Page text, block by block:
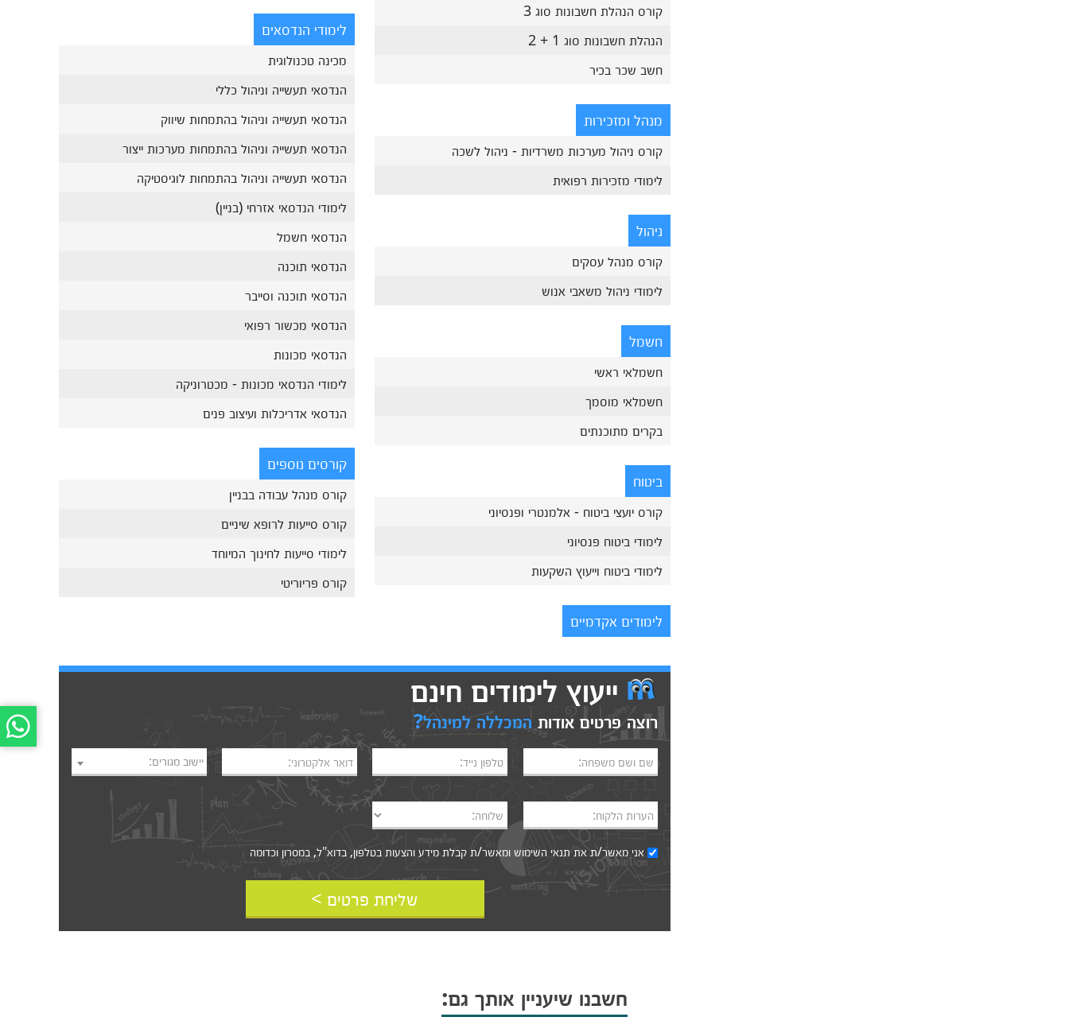
קורס הנהלת חשבונות סוג 3
הנהלת חשבונות סוג 1 + 2
חשב שכר בכיר
מנהל ומזכירות
קורס ניהול מערכות משרדיות - ניהול לשכה
לימודי מזכירות רפואית
ניהול
קורס מנהל עסקים
לימודי ניהול משאבי אנוש
חשמל
חשמלאי ראשי
חשמלאי מוסמך
בקרים מתוכנתים
ביטוח
קורס יועצי ביטוח - אלמנטרי ופנסיוני
לימודי ביטוח פנסיוני
לימודי ביטוח וייעוץ השקעות
לימודים אקדמיים
לימודי הנדסאים
מכינה טכנולוגית
הנדסאי תעשייה וניהול כללי
הנדסאי תעשייה וניהול בהתמחות שיווק
הנדסאי תעשייה וניהול בהתמחות מערכות ייצור
הנדסאי תעשייה וניהול בהתמחות לוגיסטיקה
לימודי הנדסאי אזרחי (בניין)
הנדסאי חשמל
הנדסאי תוכנה
הנדסאי תוכנה וסייבר
הנדסאי מכשור רפואי
הנדסאי מכונות
לימודי הנדסאי מכונות - מכטרוניקה
הנדסאי אדריכלות ועיצוב פנים
קורסים נוספים
קורס מנהל עבודה בבניין
קורס סייעות לרופא שיניים
לימודי סייעות לחינוך המיוחד
קורס פריוריטי
ייעוץ לימודים חינם
רוצה פרטים אודות המכללה למינהל?
שם ושם משפחה: טלפון נייד: דואר אלקטרוני: יישוב מגורים:
הערות הלקוח: שלוחה:
אני מאשר/ת את תנאי השימושומאשר/ת קבלת מידע והצעות בטלפון, בדוא"ל, במסרון וכדומה‎‎
שליחת פרטים >
חשבנו שיעניין אותך גם: